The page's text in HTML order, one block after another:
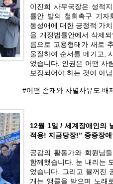
이진희 사무국장은 성적
률안 발의 철회촉구 기자
동성애에 대한 긍정적 가
을 개정법률안에서 삭제
름으로 고용형태가 새로
울질하여 순서를 메기고,
었습니다. 인권은 어떤 사
보장되어야 하는 것이 아닙
#어떤 존재와 차별사유도 배
12월 1일 / 세계장애인의
적용! 지금당장!” 중증장
공감의 활동가와 회원님
함께했습니다. 눈 내리는
었습니다. 그리고 뷸꺼진
개는 앵콜을 받으며 노래